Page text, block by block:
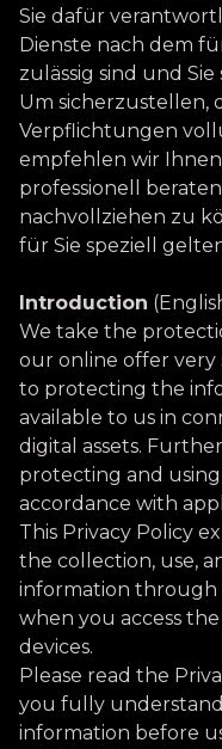
Sie dafür
Dienste nach dem
zulässig sind und
Um sicherzustellen,
Verpflichtungen
empfehlen wir
professionell
nachvollziehen zu
für Sie speziell
Introduction
We take the
our online offer very
to protecting the
available to us in
digital assets.
protecting and
accordance with
This Privacy Policy
the collection, use,
information through
when you access
devices.
Please read the
you fully
information before